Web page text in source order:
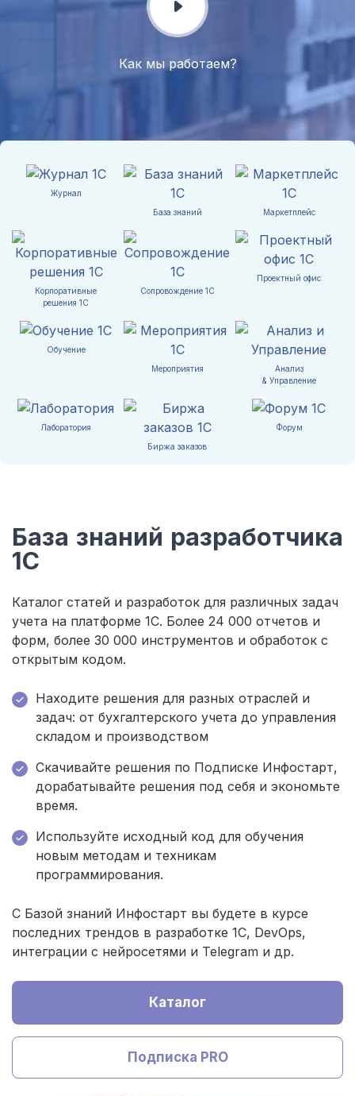
Как мы работаем?
Журнал
База знаний
Маркетплейс
Корпоративные
решения 1С
Сопровождение 1С
Проектный офис
Обучение
Мероприятия
Анализ
& Управление
Лаборатория
Биржа заказов
Форум
База знаний разработчика
1С
Каталог статей и разработок для различных задач
учета на платформе 1С. Более 24 000 отчетов и
форм, более 30 000 инструментов и обработок с
открытым кодом.
Находите решения для разных отраслей и
задач: от бухгалтерского учета до управления
складом и производством
Скачивайте решения по Подписке Инфостарт,
дорабатывайте решения под себя и экономьте
время.
Используйте исходный код для обучения
новым методам и техникам
программирования.
С Базой знаний Инфостарт вы будете в курсе
последних трендов в разработке 1С, DevOps,
интеграции с нейросетями и Telegram и др.
Каталог
Подписка PRO